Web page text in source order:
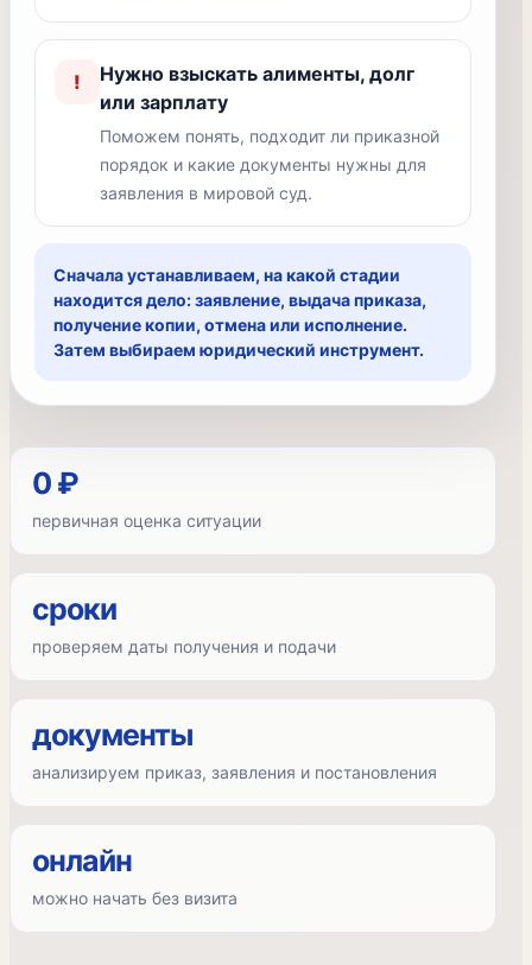
!
Нужно взыскать алименты, долг
или зарплату
Поможем понять, подходит ли приказной
порядок и какие документы нужны для
заявления в мировой суд.
Сначала устанавливаем, на какой стадии
находится дело: заявление, выдача приказа,
получение копии, отмена или исполнение.
Затем выбираем юридический инструмент.
0 ₽
первичная оценка ситуации
сроки
проверяем даты получения и подачи
документы
анализируем приказ, заявления и постановления
онлайн
можно начать без визита